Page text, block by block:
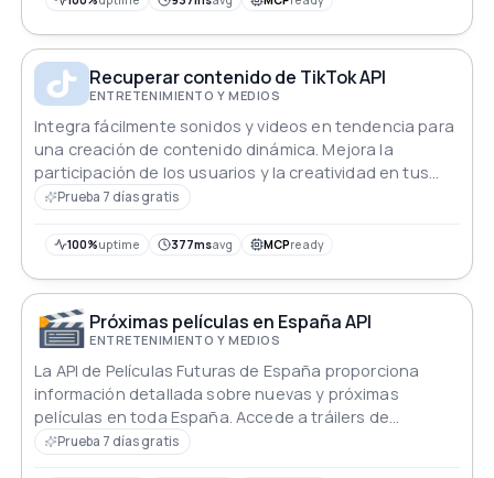
Recuperar contenido de TikTok API
ENTRETENIMIENTO Y MEDIOS
Integra fácilmente sonidos y videos en tendencia para
una creación de contenido dinámica. Mejora la
participación de los usuarios y la creatividad en tus
aplicaciones sin esfuerzo.
Prueba 7 días gratis
100%uptime 377msavg MCPready
Próximas películas en España API
ENTRETENIMIENTO Y MEDIOS
La API de Películas Futuras de España proporciona
información detallada sobre nuevas y próximas
películas en toda España. Accede a tráilers de
películas, miniaturas, URLs incrustadas e IDs de
Prueba 7 días gratis